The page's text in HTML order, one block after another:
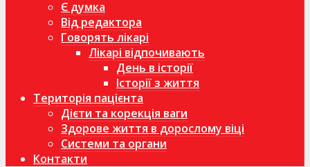
Є думка
Від редактора
Говорять лікарі
Лікарі відпочивають
День в історії
Історії з життя
Територія пацієнта
Дієти та корекція ваги
Здорове життя в дорослому віці
Системи та органи
Контакти